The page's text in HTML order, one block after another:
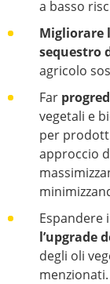
a basso
Migliorare
sequestro
agricolo
Far
vegetali e
per
approccio
Espandere
l’upgrade
degli oli
menzionati.